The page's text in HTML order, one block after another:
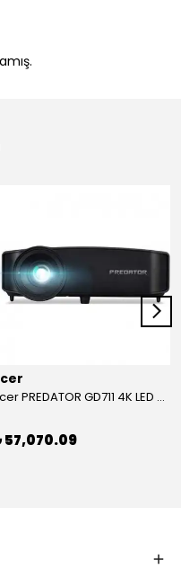
Acer PREDATOR GD711 4K LED Projeksiyon
57,070.09